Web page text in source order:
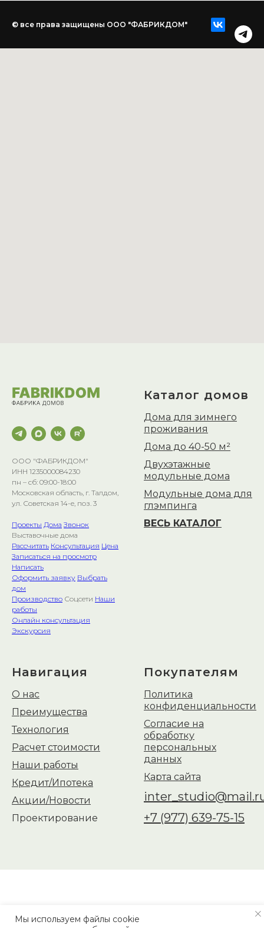
© все права защищены ООО "ФАБРИКДОМ"
ООО "ФАБРИКДОМ"
ИНН 1235000084230
пн – сб: 09:00-18:00
Московская область, г. Талдом,
ул. Советская 14-е, поз. 3
Проекты Дома Звонок
Выставочные дома
Рассчитать Консультация Цена
Записаться на просмотр
Написать
Оформить заявку Выбрать
дом
Производство Соцсети Наши
работы
Онлайн консультация
Экскурсия
Каталог домов
Дома для зимнего
проживания
Дома до 40-50 м²
Двухэтажные
модульные дома
Модульные дома для
глэмпинга
ВЕСЬ КАТАЛОГ
Навигация
О нас
Преимущества
Технология
Расчет стоимости
Наши работы
Кредит/Ипотека
Акции/Новости
Проектирование
Покупателям
Политика
конфиденциальности
Согласие на
обработку
персональных
данных
Карта сайта
+7 (977) 639-75-15
Мы используем файлы cookie